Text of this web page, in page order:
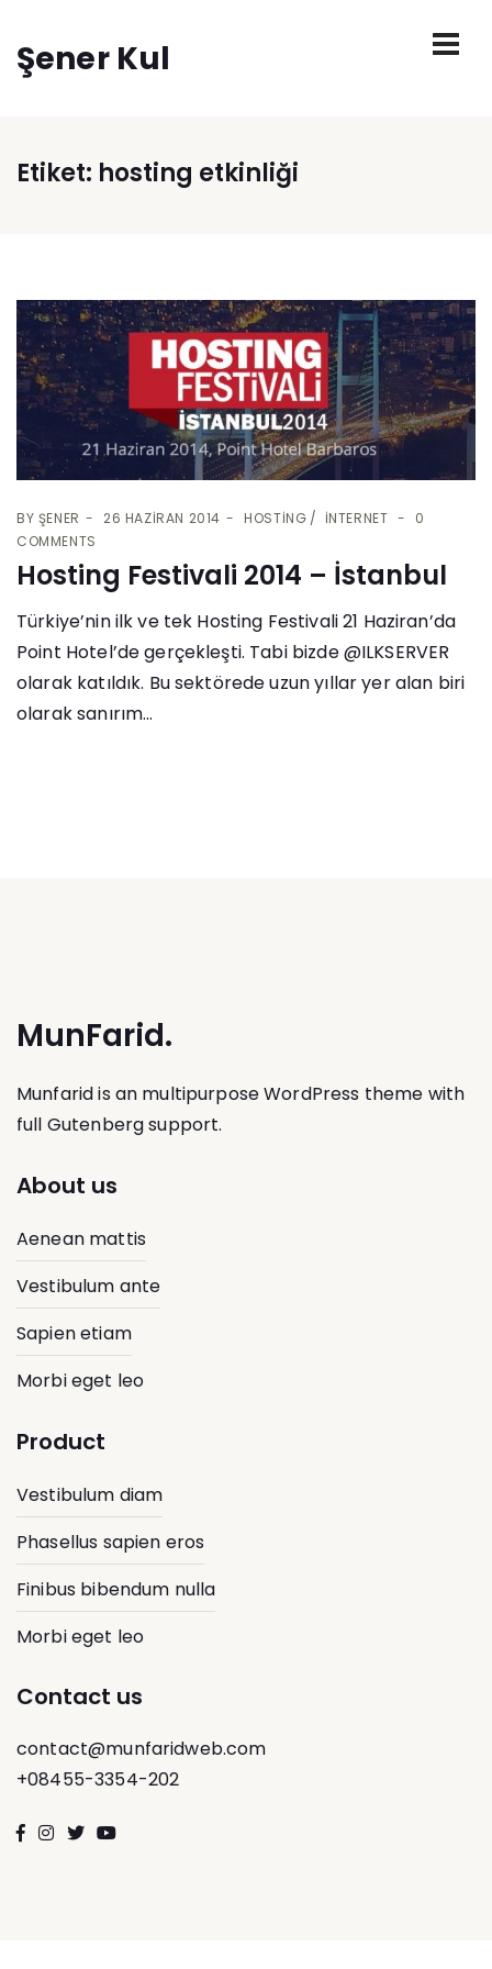
Şener Kul
Etiket: hosting etkinliği
BY ŞENER 26 HAZIRAN 2014 HOSTING İNTERNET
0
COMMENTS
Hosting Festivali 2014 – İstanbul
Türkiye’nin ilk ve tek Hosting Festivali 21 Haziran’da
Point Hotel’de gerçekleşti. Tabi bizde @ILKSERVER
olarak katıldık. Bu sektörede uzun yıllar yer alan biri
olarak sanırım...
MunFarid.
Munfarid is an multipurpose WordPress theme with
full Gutenberg support.
About us
Aenean mattis
Vestibulum ante
Sapien etiam
Morbi eget leo
Product
Vestibulum diam
Phasellus sapien eros
Finibus bibendum nulla
Morbi eget leo
Contact us
contact@munfaridweb.com
+08455-3354-202